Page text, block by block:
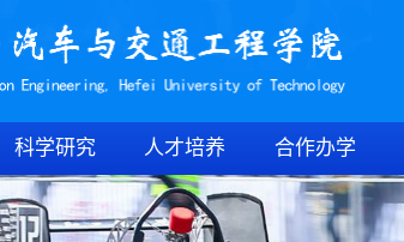
科学研究 人才培养 合作办学